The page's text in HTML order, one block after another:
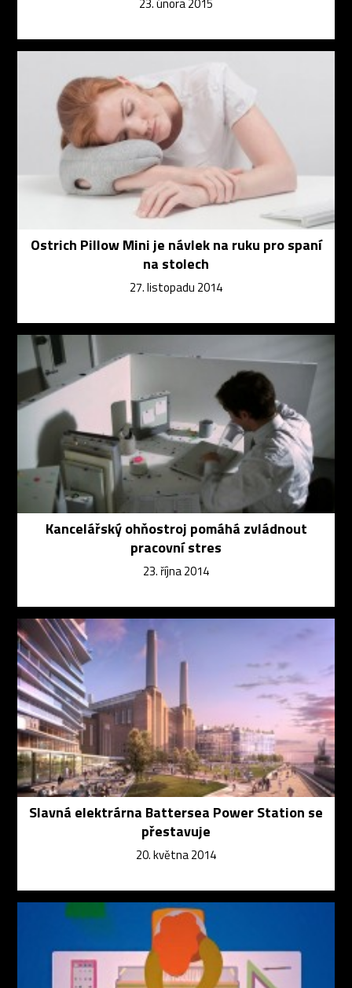
Ostrich Pillow Mini je návlek na ruku pro spaní
na stolech
27. listopadu 2014
Kancelářský ohňostroj pomáhá zvládnout
pracovní stres
23. října 2014
Slavná elektrárna Battersea Power Station se
přestavuje
20. května 2014